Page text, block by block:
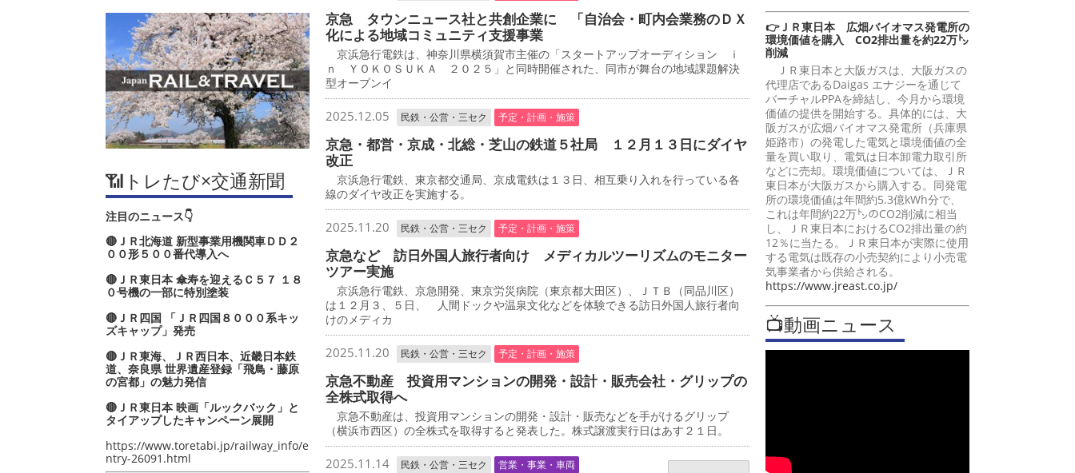
📶トレたび×交通新聞
注目のニュース👇
🔴ＪＲ北海道 新型事業用機関車ＤＤ２
００形５００番代導入へ
🔴ＪＲ東日本 傘寿を迎えるＣ５７ １８
０号機の一部に特別塗装
🔴ＪＲ四国 「ＪＲ四国８０００系キッ
ズキャップ」発売
🔴ＪＲ東海、ＪＲ西日本、近畿日本鉄
道、奈良県 世界遺産登録「飛鳥・藤原
の宮都」の魅力発信
🔴ＪＲ東日本 映画「ルックバック」と
タイアップしたキャンペーン展開
https://www.toretabi.jp/railway_info/e
ntry-26091.html
京急 タウンニュース社と共創企業に 「自治会・町内会業務のＤＸ
化による地域コミュニティ支援事業
京浜急行電鉄は、神奈川県横須賀市主催の「スタートアップオーディション ｉ
ｎ ＹＯＫＯＳＵＫＡ ２０２５」と同時開催された、同市が舞台の地域課題解決
型オープンイ
2025.12.05 民鉄・公営・三セク 予定・計画・施策
京急・都営・京成・北総・芝山の鉄道５社局 １２月１３日にダイヤ
改正
京浜急行電鉄、東京都交通局、京成電鉄は１３日、相互乗り入れを行っている各
線のダイヤ改正を実施する。
2025.11.20 民鉄・公営・三セク 予定・計画・施策
京急など 訪日外国人旅行者向け メディカルツーリズムのモニター
ツアー実施
京浜急行電鉄、京急開発、東京労災病院（東京都大田区）、ＪＴＢ（同品川区）
は１２月３、５日、 人間ドックや温泉文化などを体験できる訪日外国人旅行者向
けのメディカ
2025.11.20 民鉄・公営・三セク 予定・計画・施策
京急不動産 投資用マンションの開発・設計・販売会社・グリップの
全株式取得へ
京急不動産は、投資用マンションの開発・設計・販売などを手がけるグリップ
（横浜市西区）の全株式を取得すると発表した。株式譲渡実行日はあす２１日。
2025.11.14 民鉄・公営・三セク 営業・事業・車両
👉ＪＲ東日本 広畑バイオマス発電所の
環境価値を購入 CO2排出量を約22万㌧
削減
ＪＲ東日本と大阪ガスは、大阪ガスの
代理店であるDaigas エナジーを通じて
バーチャルPPAを締結し、今月から環境
価値の提供を開始する。具体的には、大
阪ガスが広畑バイオマス発電所（兵庫県
姫路市）の発電した電気と環境価値の全
量を買い取り、電気は日本卸電力取引所
などに売却。環境価値については、ＪＲ
東日本が大阪ガスから購入する。同発電
所の環境価値は年間約5.3億kWh分で、
これは年間約22万㌧のCO2削減に相当
し、ＪＲ東日本におけるCO2排出量の約
12％に当たる。ＪＲ東日本が実際に使用
する電気は既存の小売契約により小売電
気事業者から供給される。
https://www.jreast.co.jp/
📺動画ニュース